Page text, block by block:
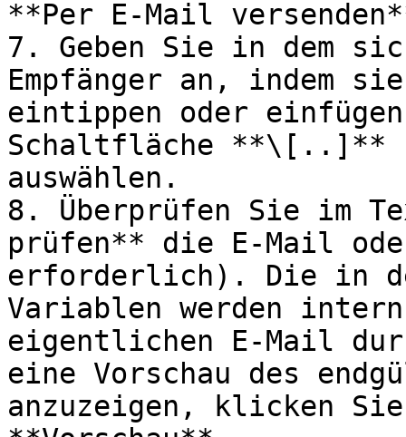
**Per E-Mail
7. Geben Sie in dem
Empfänger an, indem
eintippen oder
Schaltfläche **\[..]**
auswählen.
8. Überprüfen Sie im
prüfen** die E-Mail
erforderlich). Die in
Variablen werden
eigentlichen E-Mail
eine Vorschau des
anzuzeigen, klicken